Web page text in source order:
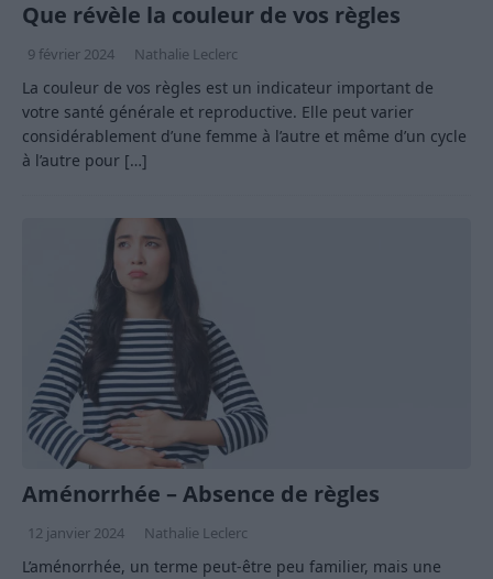
Que révèle la couleur de vos règles
9 février 2024 Nathalie Leclerc
La couleur de vos règles est un indicateur important de
votre santé générale et reproductive. Elle peut varier
considérablement d’une femme à l’autre et même d’un cycle
à l’autre pour […]
Aménorrhée – Absence de règles
12 janvier 2024 Nathalie Leclerc
L’aménorrhée, un terme peut-être peu familier, mais une